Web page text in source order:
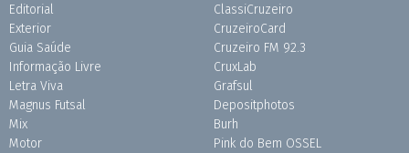
Editorial
Exterior
Guia Saúde
Informação Livre
Letra Viva
Magnus Futsal
Mix
Motor
ClassiCruzeiro
CruzeiroCard
Cruzeiro FM 92.3
CruxLab
Grafsul
Depositphotos
Burh
Pink do Bem OSSEL